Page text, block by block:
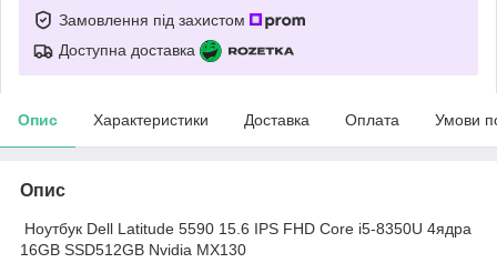
Замовлення під захистом
Доступна доставка
Опис Характеристики Доставка Оплата Умови
Опис
Ноутбук Dell Latitude 5590 15.6 IPS FHD Core i5-8350U 4ядра
16GB SSD512GB Nvidia MX130